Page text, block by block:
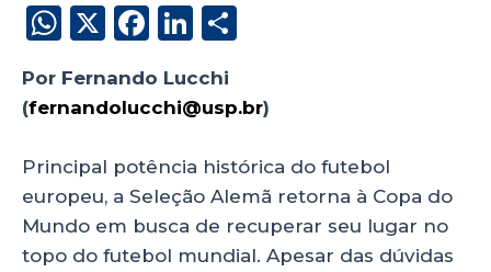
W
a
ts
A
p
p
X
F
c
e
b
o
o
Li
k
e
dI
n
a
re
Por Fernando Lucchi
(fernandolucchi@usp.br)
Principal potência histórica do futebol
europeu, a Seleção Alemã retorna à Copa do
Mundo em busca de recuperar seu lugar no
topo do futebol mundial. Apesar das dúvidas